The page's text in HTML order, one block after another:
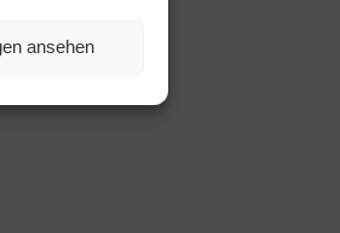
ansehen